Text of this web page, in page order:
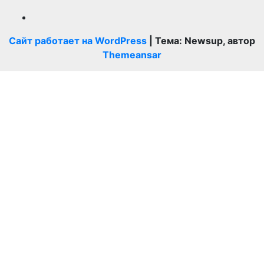
Сайт работает на WordPress
Тема: Newsup, автор
Themeansar